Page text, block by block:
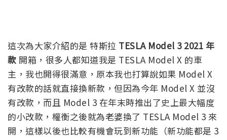
這次為大家介紹的是 特斯拉 TESLA Model 3 2021 年
款 開箱，很多人都知道我是 TESLA Model X 的車
主，我也開得很滿意，原本我也打算說如果 Model X
有改款的話就直接換新款，但因為今年 Model X 並沒
有改款，而且 Model 3 在年末時推出了史上最大幅度
的小改款，權衡之後就為老婆換了 TESLA Model 3 來
開，這樣以後也比較有機會玩到新功能（新功能都是 3